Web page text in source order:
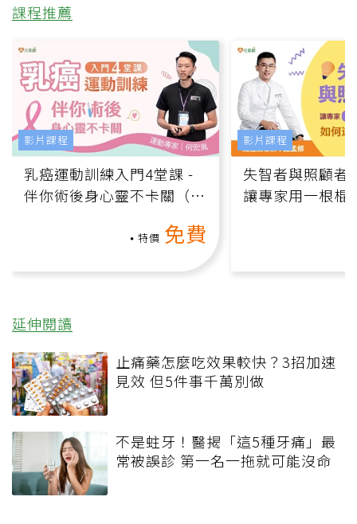
課程推薦
乳癌運動訓練入門4堂課 -
伴你術後身心靈不卡關（線
特價 免費
影片課程
失智者與照顧者
讓專家用一根棍
影片課程
延伸閱讀
止痛藥怎麼吃效果較快？3招加速
見效 但5件事千萬別做
不是蛀牙！醫揭「這5種牙痛」最
常被誤診 第一名一拖就可能沒命